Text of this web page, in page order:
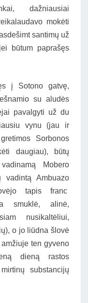
dažniausiai
mokėti
santimų už
būtum paprašęs
į Sotono gatvę,
su aludės
pavalgyti už du
vynu (jau ir
Sorbonos
daugiau), būtų
Mobero
Ambuazo
tapis franc
smuklė, alinė,
nusikaltėliui,
o jo liūdna šlovė
ten gyveno
dieną rastos
substancijų